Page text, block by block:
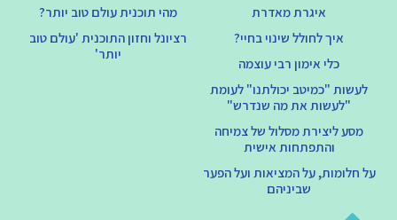
איגרת מאדרת
איך לחולל שינוי בחיי?
כלי אימון רבי עוצמה
לעשות "כמיטב יכולתנו" לעומת
"לעשות את מה שנדרש"
מסע ליצירת מסלול של צמיחה
והתפתחות אישית
על חלומות, על המציאות ועל הפער
שביניהם
מהי תוכנית עולם טוב יותר?
רציונל וחזון התוכנית 'עולם טוב
יותר'